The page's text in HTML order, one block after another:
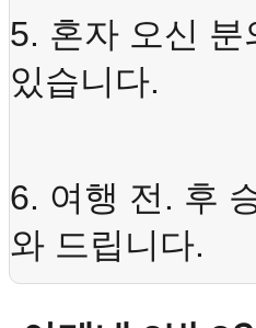
5. 혼자 오신 분
있습니다.
6. 여행 전 . 후
와 드립니다.